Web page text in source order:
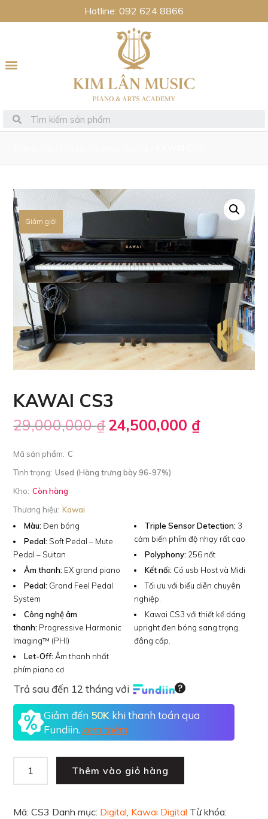
Hotline: 092 624 8866
Giảm giá!
KAWAI CS3
29,000,000₫24,500,000 ₫
Mã sản phẩm: C
Tình trạng: Used (Hàng trưng bày 96-97%)
Kho: Còn hàng
Thương hiệu: Kawai
Màu: Đen bóng
Pedal: Soft Pedal – Mute
Pedal – Suitan
Âm thanh: EX grand piano
Pedal: Grand Feel Pedal
System
Công nghệ âm
thanh: Progressive Harmonic
Imaging™ (PHI)
Let-Off: Âm thanh nhất
phím piano cơ
Triple Sensor Detection: 3
cảm biến phím độ nhạy rất cao
Polyphony: 256 nốt
Kết nối: Có usb Host và Midi
Tối ưu với biểu diễn chuyên
nghiệp.
Kawai CS3 với thiết kế dáng
upright đen bóng sang trọng,
đẳng cấp.
Trả sau đến 12 tháng với
Giảm đến 50K khi thanh toán qua
Fundiin. xem thêm
Thêm vào giỏ hàng
Mã:CS3 Danh mục: Digital, Kawai Digital Từ khóa: